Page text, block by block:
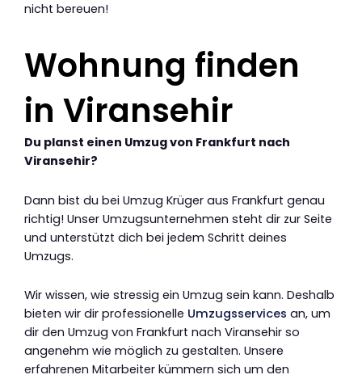
nicht bereuen!
Wohnung finden
in Viransehir
Du planst einen Umzug von Frankfurt nach
Viransehir?
Dann bist du bei Umzug Krüger aus Frankfurt genau
richtig! Unser Umzugsunternehmen steht dir zur Seite
und unterstützt dich bei jedem Schritt deines
Umzugs.
Wir wissen, wie stressig ein Umzug sein kann. Deshalb
bieten wir dir professionelle Umzugsservices an, um
dir den Umzug von Frankfurt nach Viransehir so
angenehm wie möglich zu gestalten. Unsere
erfahrenen Mitarbeiter kümmern sich um den